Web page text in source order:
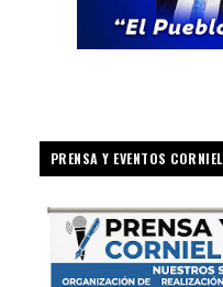
PRENSA Y EVENTOS CORNIEL